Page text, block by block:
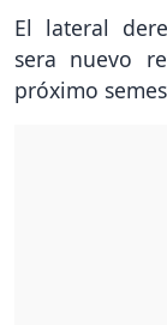
El lateral
sera nuevo
próximo